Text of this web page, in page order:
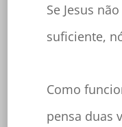
Se Jesus
suficiente,
Como
pensa duas